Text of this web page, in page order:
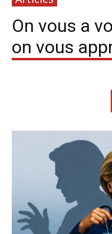
On vous a
on vous